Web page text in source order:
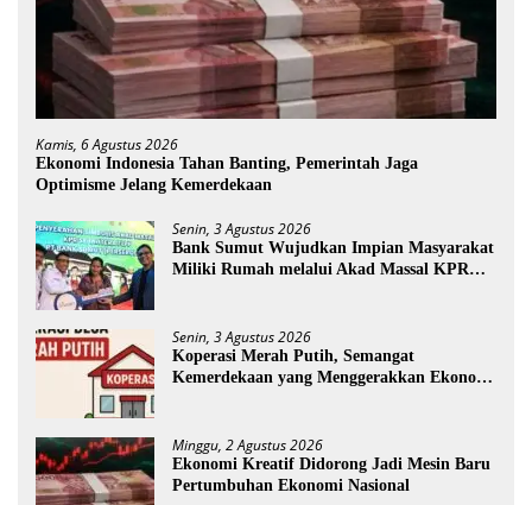
Kamis, 6 Agustus 2026
Ekonomi Indonesia Tahan Banting, Pemerintah Jaga
Optimisme Jelang Kemerdekaan
Senin, 3 Agustus 2026
Bank Sumut Wujudkan Impian Masyarakat
Miliki Rumah melalui Akad Massal KPR
Senin, 3 Agustus 2026
Koperasi Merah Putih, Semangat
Kemerdekaan yang Menggerakkan Ekonomi
Minggu, 2 Agustus 2026
Ekonomi Kreatif Didorong Jadi Mesin Baru
Pertumbuhan Ekonomi Nasional